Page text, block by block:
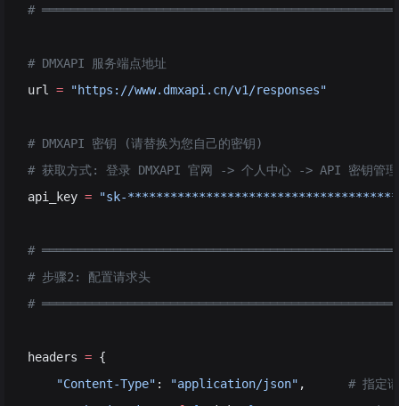
#
# DMXAPI 服务端点地址
url = "https://www.dmxapi.cn/v1/responses"
# DMXAPI 密钥 (请替换为您自己的密钥)
# 获取方式: 登录 DMXAPI 官网 -> 个人中心 -> API 密钥管理
api_key = "sk-
#
# 步骤2: 配置请求头
#
headers = {
    "Content-Type"
: "application/json" , # 指定